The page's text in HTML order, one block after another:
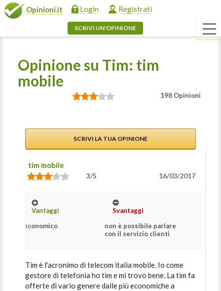
Opinioni.it Login Registrati
SCRIVI UN'OPINIONE
Opinione su Tim: tim
mobile
198 Opinioni
SCRIVI LA TUA OPINIONE
tim mobile
3/5 16/03/2017
Vantaggi
economico
Svantaggi
non è possibile parlare
con il servizio clienti
Tim è l'acronimo di telecom italia mobile. Io come
gestore di telefonia ho tim e mi trovo bene. La tim fa
offerte di vario genere dalle più economiche a